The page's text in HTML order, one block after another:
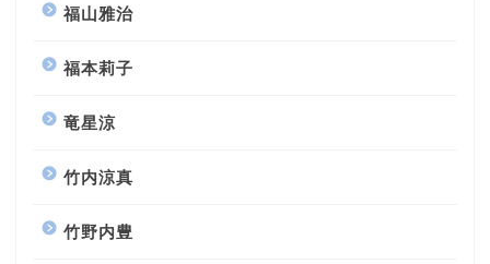
福山雅治
福本莉子
竜星涼
竹内涼真
竹野内豊